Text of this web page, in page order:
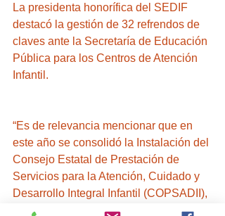
La presidenta honorífica del SEDIF
destacó la gestión de 32 refrendos de
claves ante la Secretaría de Educación
Pública para los Centros de Atención
Infantil.
“Es de relevancia mencionar que en
este año se consolidó la Instalación del
Consejo Estatal de Prestación de
Servicios para la Atención, Cuidado y
Desarrollo Integral Infantil (COPSADII),
que tiene como objetivo a mediano y